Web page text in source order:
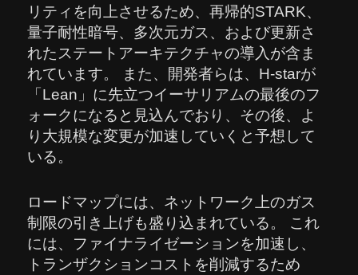
リティを向上させるため、再帰的STARK、
量子耐性暗号、多次元ガス、および更新さ
れたステートアーキテクチャの導入が含ま
れています。 また、開発者らは、H-starが
「Lean」に先立つイーサリアムの最後のフ
ォークになると見込んでおり、その後、よ
り大規模な変更が加速していくと予想して
いる。
ロードマップには、ネットワーク上のガス
制限の引き上げも盛り込まれている。 これ
には、ファイナライゼーションを加速し、
トランザクションコストを削減するため